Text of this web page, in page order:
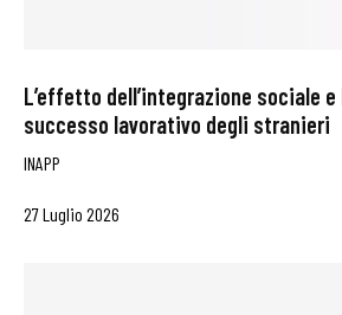
L’effetto dell’integrazione sociale
successo lavorativo degli stranieri
INAPP
27 Luglio 2026